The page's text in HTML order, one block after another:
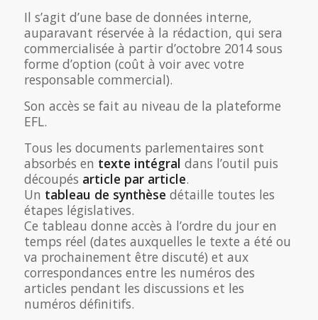
Il s’agit d’une base de données interne,
auparavant réservée à la rédaction, qui sera
commercialisée à partir d’octobre 2014 sous
forme d’option (coût à voir avec votre
responsable commercial).
Son accès se fait au niveau de la plateforme
EFL.
Tous les documents parlementaires sont
absorbés en texte intégral dans l’outil puis
découpés article par article.
Un tableau de synthèse détaille toutes les
étapes législatives.
Ce tableau donne accès à l’ordre du jour en
temps réel (dates auxquelles le texte a été ou
va prochainement être discuté) et aux
correspondances entre les numéros des
articles pendant les discussions et les
numéros définitifs.